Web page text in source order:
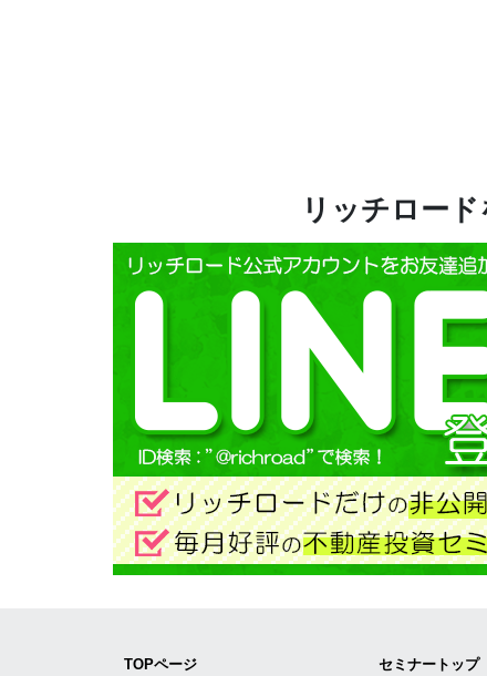
リッチロー
TOPページ セミナートップ